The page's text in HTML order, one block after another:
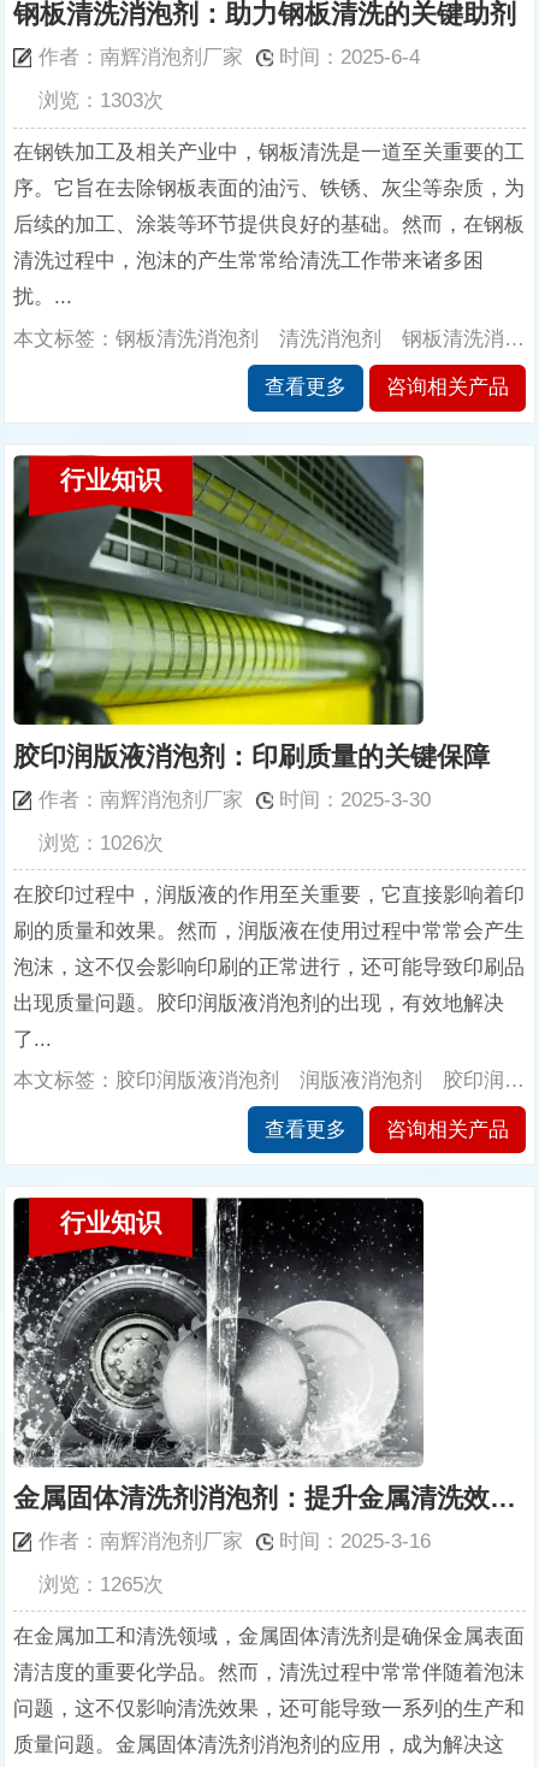
钢板清洗消泡剂：助力钢板清洗的关键助剂
作者：南辉消泡剂厂家
时间：2025-6-4
浏览：1303次
在钢铁加工及相关产业中，钢板清洗是一道至关重要的工
序。它旨在去除钢板表面的油污、铁锈、灰尘等杂质，为
后续的加工、涂装等环节提供良好的基础。然而，在钢板
清洗过程中，泡沫的产生常常给清洗工作带来诸多困
扰。...
本文标签：钢板清洗消泡剂 清洗消泡剂 钢板清洗消泡剂的性能 南辉消泡剂厂家
查看更多 咨询相关产品
行业知识
胶印润版液消泡剂：印刷质量的关键保障
作者：南辉消泡剂厂家
时间：2025-3-30
浏览：1026次
在胶印过程中，润版液的作用至关重要，它直接影响着印
刷的质量和效果。然而，润版液在使用过程中常常会产生
泡沫，这不仅会影响印刷的正常进行，还可能导致印刷品
出现质量问题。胶印润版液消泡剂的出现，有效地解决
了...
本文标签：胶印润版液消泡剂 润版液消泡剂 胶印润版液消泡剂的作用 南辉消泡剂厂家
查看更多 咨询相关产品
行业知识
金属固体清洗剂消泡剂：提升金属清洗效率与质量的关键
作者：南辉消泡剂厂家
时间：2025-3-16
浏览：1265次
在金属加工和清洗领域，金属固体清洗剂是确保金属表面
清洁度的重要化学品。然而，清洗过程中常常伴随着泡沫
问题，这不仅影响清洗效果，还可能导致一系列的生产和
质量问题。金属固体清洗剂消泡剂的应用，成为解决这